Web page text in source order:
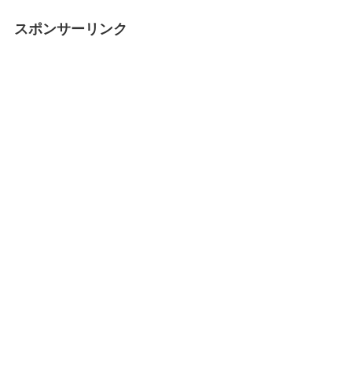
スポンサーリンク